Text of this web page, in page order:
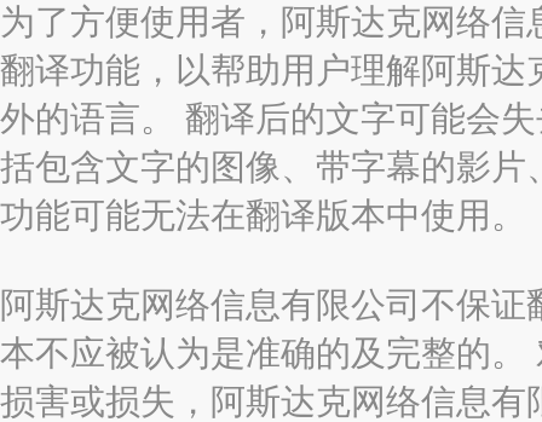
为了方便使用者，阿斯达克网络
翻译功能，以帮助用户理解阿斯
外的语言。 翻译后的文字可能会
括包含文字的图像、带字幕的影
功能可能无法在翻译版本中使用。
阿斯达克网络信息有限公司不保
本不应被认为是准确的及完整的
损害或损失，阿斯达克网络信息